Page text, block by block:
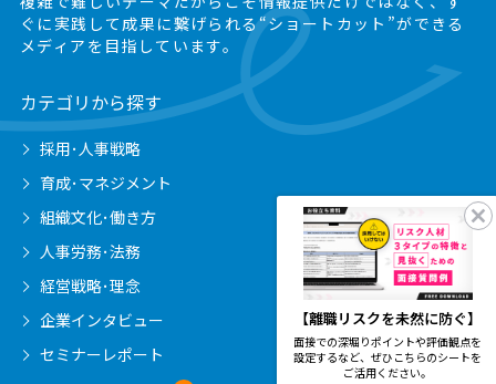
ぐに実践して成果に繋げられる“ショートカット”ができる
メディアを目指しています。
カテゴリから探す
採用･人事戦略
育成･マネジメント
組織文化･働き方
人事労務･法務
経営戦略･理念
企業インタビュー
セミナーレポート
【離職リスクを未然に防ぐ】
面接での深堀りポイントや評価観点を
設定するなど、ぜひこちらのシートを
ご活用ください。